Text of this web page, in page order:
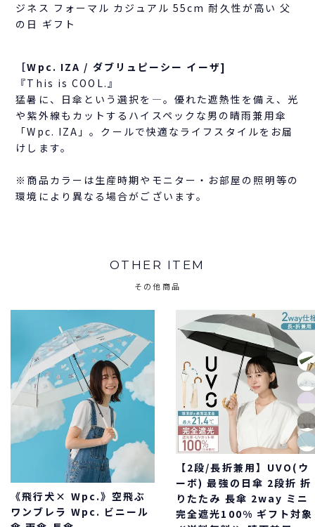
ジネス フォーマル カジュアル 55cm 耐久性が高い 父
の日 ギフト
［Wpc. IZA / ダブリュピーシー イーザ]
『This is COOL.』
猛暑に、日傘という選択を―。優れた遮熱性を備え、光
や紫外線もカットするハイスペックな男の晴雨兼用傘
「Wpc. IZA」。クールで快適なライフスタイルをお届
けします。
※商品カラーは生産時期やモニター・お部屋の照明等の
環境により異なる場合がございます。
OTHER ITEM
その他商品
《飛行犬× Wpc.》空飛ぶ
ワンブレラ Wpc. ビニール
【2段/長折兼用】UVO(ウ
ーボ) 最強の日傘 2段折 折
りたたみ 長傘 2way ミニ
完全遮光100% ギフト対象